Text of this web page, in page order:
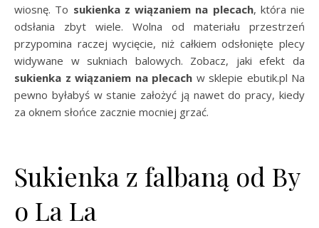
wiosnę. To sukienka z wiązaniem na plecach, która nie
odsłania zbyt wiele. Wolna od materiału przestrzeń
przypomina raczej wycięcie, niż całkiem odsłonięte plecy
widywane w sukniach balowych. Zobacz, jaki efekt da
sukienka z wiązaniem na plecach w sklepie ebutik.pl Na
pewno byłabyś w stanie założyć ją nawet do pracy, kiedy
za oknem słońce zacznie mocniej grzać.
Sukienka z falbaną od By
o La La